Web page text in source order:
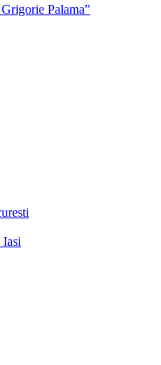
Palama”